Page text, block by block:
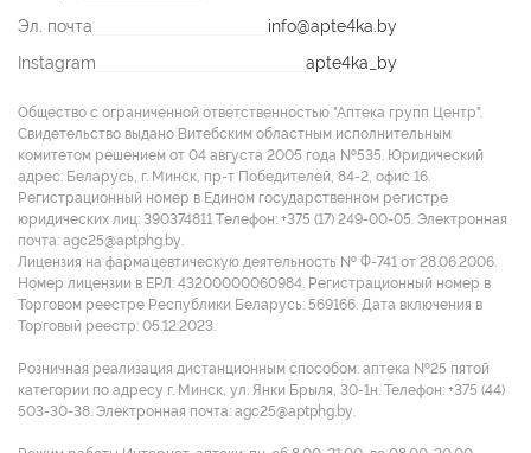
Эл. почта
info@apte4ka.by
Instagram
apte4ka_by
Общество с ограниченной ответственностью "Аптека групп Центр".
Свидетельство выдано Витебским областным исполнительным
комитетом решением от 04 августа 2005 года №535. Юридический
адрес: Беларусь, г. Минск, пр-т Победителей, 84-2, офис 16.
Регистрационный номер в Едином государственном регистре
юридических лиц: 390374811 Tелефон: +375 (17) 249-00-05. Электронная
почта: agc25@aptphg.by.
Лицензия на фармацевтическую деятельность № Ф-741 от 28.06.2006.
Номер лицензии в ЕРЛ: 43200000060984. Регистрационный номер в
Торговом реестре Республики Беларусь: 569166. Дата включения в
Торговый реестр: 05.12.2023.
Розничная реализация дистанционным способом: аптека №25 пятой
категории по адресу г. Минск, ул. Янки Брыля, 30-1н. Телефон: +375 (44)
503-30-38. Электронная почта: agc25@aptphg.by.